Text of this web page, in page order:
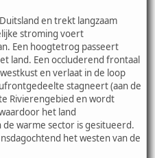
en trekt langzaam
stroming voert
Een hoogtetrog passeert
land. Een occluderend frontaal
en verlaat in de loop
stagneert (aan de
Rivierengebied en wordt
het land
warme sector is gesitueerd.
het westen van de